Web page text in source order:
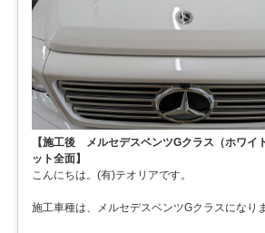
【施工後 メルセデスベンツGクラス（ホワイ
ット全面】
こんにちは。(有)テオリアです。
施工車種は、メルセデスベンツGクラスになりま